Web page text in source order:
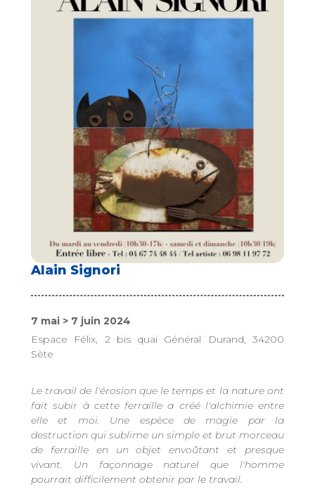
Alain Signori
7 mai > 7 juin 2024
Espace Félix, 2 bis quai Général Durand, 34200
Sète
Le travail de l'érosion que le temps et la nature ont
fait subir à cette ferraille a créé l'alchimie entre
elle et moi. Une espèce de magie par la
destruction qui sublime un simple et brut morceau
de ferraille en un objet envoûtant et presque
vivant. Un façonnage naturel que l'homme
pourrait difficilement obtenir par le travail.